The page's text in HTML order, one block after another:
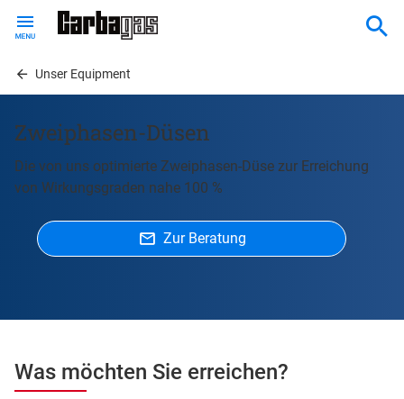
contentUnser Equipment
Zweiphasen-Düsen
Die von uns optimierte Zweiphasen-Düse zur Erreichung
von Wirkungsgraden nahe 100 %
Zur Beratung
Was möchten Sie erreichen?